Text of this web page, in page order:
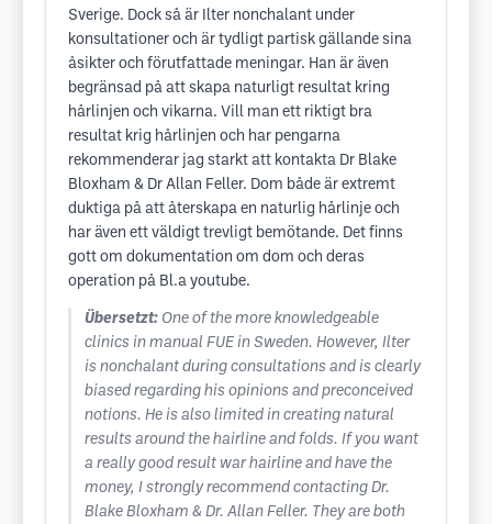
Sverige. Dock så är Ilter nonchalant under
konsultationer och är tydligt partisk gällande sina
åsikter och förutfattade meningar. Han är även
begränsad på att skapa naturligt resultat kring
hårlinjen och vikarna. Vill man ett riktigt bra
resultat krig hårlinjen och har pengarna
rekommenderar jag starkt att kontakta Dr Blake
Bloxham & Dr Allan Feller. Dom både är extremt
duktiga på att återskapa en naturlig hårlinje och
har även ett väldigt trevligt bemötande. Det finns
gott om dokumentation om dom och deras
operation på Bl.a youtube.
Übersetzt: One of the more knowledgeable
clinics in manual FUE in Sweden. However, Ilter
is nonchalant during consultations and is clearly
biased regarding his opinions and preconceived
notions. He is also limited in creating natural
results around the hairline and folds. If you want
a really good result war hairline and have the
money, I strongly recommend contacting Dr.
Blake Bloxham & Dr. Allan Feller. They are both